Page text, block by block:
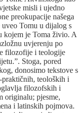
misli i ujedno
preokupacije našega
Tomu u dijalog s
kojem je Toma živio. A
uvjerenju po
filozofije i teologije
Stoga, pored
donosimo tekstove s
teoloških i
filozofskih i
originalu; pjesme,
i latinskih pojmova.